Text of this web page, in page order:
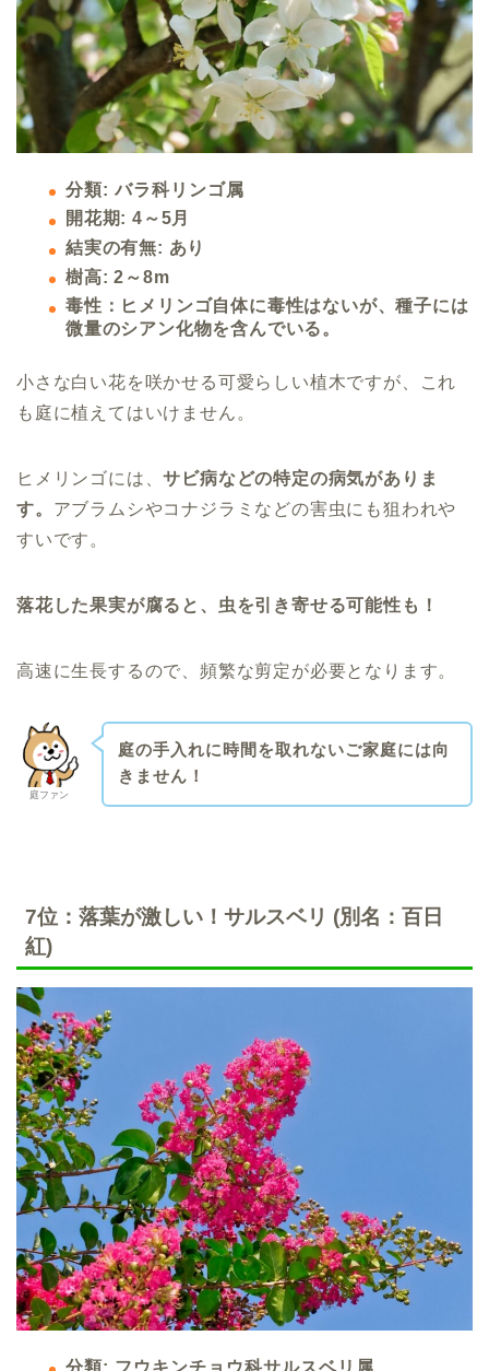
分類: バラ科リンゴ属
開花期: 4～5月
結実の有無: あり
樹高: 2～8m
毒性：ヒメリンゴ自体に毒性はないが、種子には
微量のシアン化物を含んでいる。
小さな白い花を咲かせる可愛らしい植木ですが、これ
も庭に植えてはいけません。
ヒメリンゴには、サビ病などの特定の病気がありま
す。 アブラムシやコナジラミなどの害虫にも狙われや
すいです。
落花した果実が腐ると、虫を引き寄せる可能性も！
高速に生長するので、頻繁な剪定が必要となります。
庭ファン
庭の手入れに時間を取れないご家庭には向
きません！
7位：落葉が激しい！サルスベリ (別名：百日
紅)
分類: フウキンチョウ科サルスベリ属